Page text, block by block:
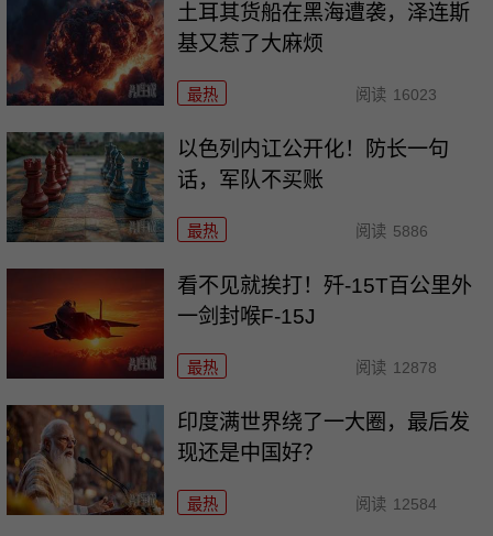
土耳其货船在黑海遭袭，泽连斯
基又惹了大麻烦
最热 阅读 16023
以色列内讧公开化！防长一句
话，军队不买账
最热 阅读 5886
看不见就挨打！歼-15T百公里外
一剑封喉F-15J
最热 阅读 12878
印度满世界绕了一大圈，最后发
现还是中国好？
最热 阅读 12584